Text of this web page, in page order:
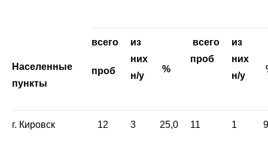
Населенные
пункты
всего
проб
из
них
н/у
%
всего
проб
из
них
н/у
г. Кировск 12 3 25,0 11 1